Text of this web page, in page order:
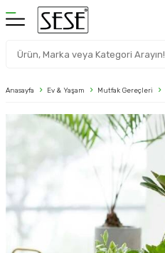
Anasayfa Ev & Yaşam Mutfak Gereçleri